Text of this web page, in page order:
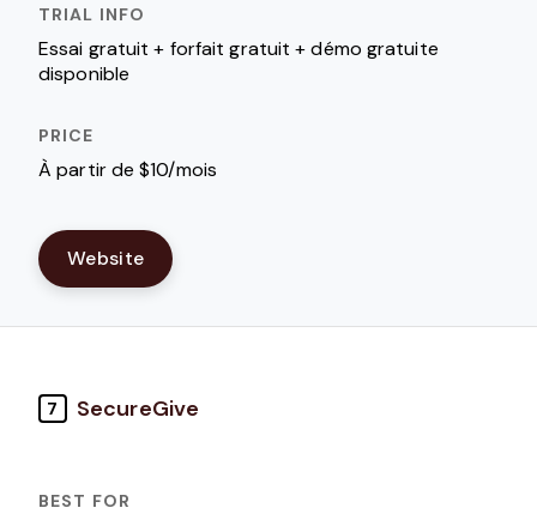
Essai gratuit + forfait gratuit + démo gratuite
disponible
À partir de $10/mois
Website
7 SecureGive